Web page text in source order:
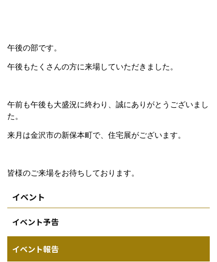
午後の部です。
午後もたくさんの方に来場していただきました。
午前も午後も大盛況に終わり、誠にありがとうございまし
た。
来月は金沢市の新保本町で、住宅展がございます。
皆様のご来場をお待ちしております。
イベント
イベント予告
イベント報告